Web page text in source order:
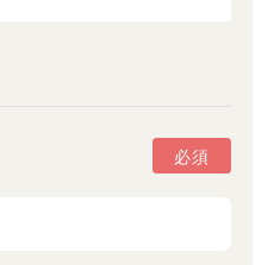
必須